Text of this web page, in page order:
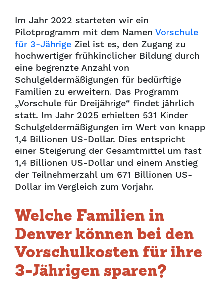
Im Jahr 2022 starteten wir ein
Pilotprogramm mit dem Namen Vorschule
für 3-Jährige Ziel ist es, den Zugang zu
hochwertiger frühkindlicher Bildung durch
eine begrenzte Anzahl von
Schulgeldermäßigungen für bedürftige
Familien zu erweitern. Das Programm
„Vorschule für Dreijährige“ findet jährlich
statt. Im Jahr 2025 erhielten 531 Kinder
Schulgeldermäßigungen im Wert von knapp
1,4 Billionen US-Dollar. Dies entspricht
einer Steigerung der Gesamtmittel um fast
1,4 Billionen US-Dollar und einem Anstieg
der Teilnehmerzahl um 671 Billionen US-
Dollar im Vergleich zum Vorjahr.
Welche Familien in
Denver können bei den
Vorschulkosten für ihre
3-Jährigen sparen?